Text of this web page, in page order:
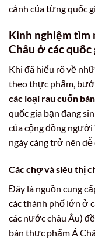
cảnh của từng quốc
Kinh nghiệm tìm
Châu ở các quốc
Khi đã hiểu rõ về
theo thực phẩm,
các loại rau cuốn
quốc gia bạn đang
của cộng đồng
ngày càng trở nên
Các chợ và siêu thị
Đây là nguồn cung
các thành phố lớn ở
các nước châu Âu)
bán thực phẩm Á